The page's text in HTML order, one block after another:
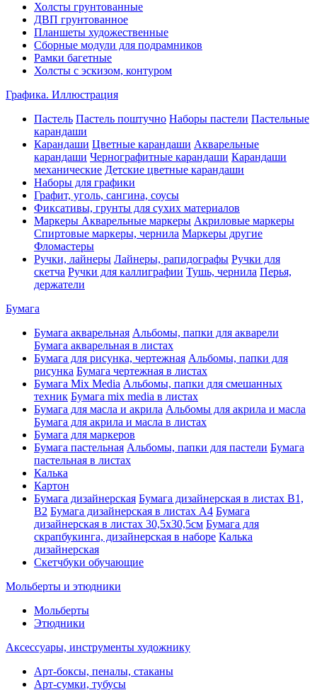
Холсты грунтованные
ДВП грунтованное
Планшеты художественные
Сборные модули для подрамников
Рамки багетные
Холсты c эскизом, контуром
Графика. Иллюстрация
Пастель Пастель поштучно Наборы пастели Пастельные
карандаши
Карандаши Цветные карандаши Акварельные
карандаши Чернографитные карандаши Карандаши
механические Детские цветные карандаши
Наборы для графики
Графит, уголь, сангина, соусы
Фиксативы, грунты для сухих материалов
Маркеры Акварельные маркеры Акриловые маркеры
Спиртовые маркеры, чернила Маркеры другие
Фломастеры
Ручки, лайнеры Лайнеры, рапидографы Ручки для
скетча Ручки для каллиграфии Тушь, чернила Перья,
держатели
Бумага
Бумага акварельная Альбомы, папки для акварели
Бумага акварельная в листах
Бумага для рисунка, чертежная Альбомы, папки для
рисунка Бумага чертежная в листах
Бумага Mix Media Альбомы, папки для смешанных
техник Бумага mix media в листах
Бумага для масла и акрила Альбомы для акрила и масла
Бумага для акрила и масла в листах
Бумага для маркеров
Бумага пастельная Альбомы, папки для пастели Бумага
пастельная в листах
Калька
Картон
Бумага дизайнерская Бумага дизайнерская в листах В1,
В2 Бумага дизайнерская в листах А4 Бумага
дизайнерская в листах 30,5х30,5см Бумага для
скрапбукинга, дизайнерская в наборе Калька
дизайнерская
Скетчбуки обучающие
Мольберты и этюдники
Мольберты
Этюдники
Аксессуары, инструменты художнику
Арт-боксы, пеналы, стаканы
Арт-сумки, тубусы